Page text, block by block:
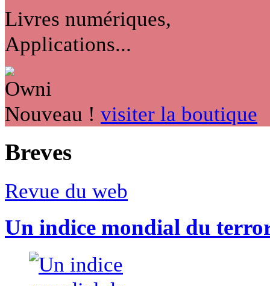
Livres numériques,
Applications...
Nouveau ! visiter la boutique
Breves
Revue du web
Un indice mondial du